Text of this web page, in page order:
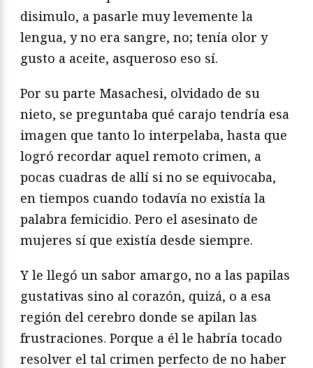
disimulo, a pasarle muy levemente la
lengua, y no era sangre, no; tenía olor y
gusto a aceite, asqueroso eso sí.
Por su parte Masachesi, olvidado de su
nieto, se preguntaba qué carajo tendría esa
imagen que tanto lo interpelaba, hasta que
logró recordar aquel remoto crimen, a
pocas cuadras de allí si no se equivocaba,
en tiempos cuando todavía no existía la
palabra femicidio. Pero el asesinato de
mujeres sí que existía desde siempre.
Y le llegó un sabor amargo, no a las papilas
gustativas sino al corazón, quizá, o a esa
región del cerebro donde se apilan las
frustraciones. Porque a él le habría tocado
resolver el tal crimen perfecto de no haber